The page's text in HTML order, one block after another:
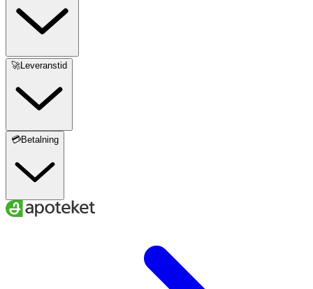
Innehållsdeklaration
Innehåll
Fyllnadsmedel (mikrokristallin cellulosa), zink
(hpmc), bambuextrakt (bambusa vulgaris, stam och blad),
klumpförebyggande medel (magnesiumsalter av
🚀Leveranstid
💳Betalning